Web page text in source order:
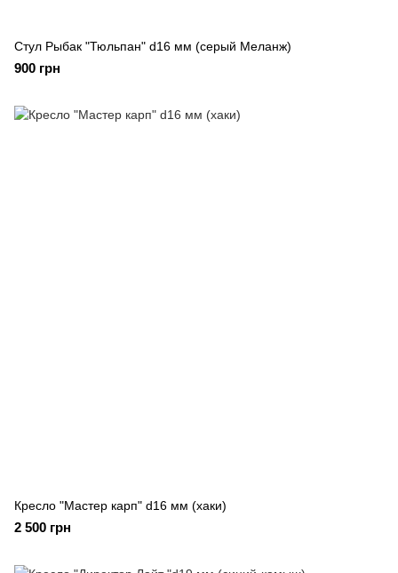
Стул Рыбак "Тюльпан" d16 мм (серый Меланж)
900 грн
Кресло "Мастер карп" d16 мм (хаки)
2 500 грн